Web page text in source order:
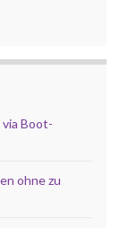
Boot-
ohne zu